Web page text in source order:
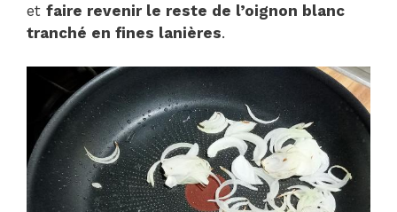
et faire revenir le reste de l’oignon blanc
tranché en fines lanières.